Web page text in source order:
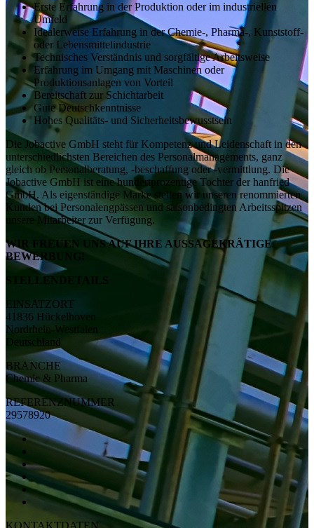
Erste Erfahrung in der Produktion oder im industriellen
Umfeld
Idealerweise Erfahrung in der Chemie-, Pharma-, Kunststoff-
oder Lebensmittelindustrie
Technisches Verständnis und sorgfältige Arbeitsweise
Erfahrung im Umgang mit Maschinen oder
Produktionsanlagen von Vorteil
Bereitschaft zur Schichtarbeit
Gute Deutschkenntnisse
Hohes Qualitäts- und Sicherheitsbewusstsein
Die Jobactive GmbH steht für Kompetenz und Leidenschaft in den
unterschiedlichsten Bereichen des Personalmanagements, ganz
gleich ob Personalberatung, -beschaffung oder -vermittlung. Die
Jobactive GmbH ist eine hundertprozentige Tochter der hanfried
GmbH. Als eigenständige Marke stellen wir unseren renommierten
Kunden bei Personalengpässen und saisonbedingten Arbeitsspitzen
unsere Mitarbeiter zur Verfügung.
WIR FREUEN UNS AUF IHRE AUSSAGEKRÄTIGE
BEWERBUNG!
STELLENDETAILS
EINSATZORT
41836 Hückelhoven
Nordrhein-Westfalen
Deutschland
BRANCHE
Chemie & Pharma
REFERENZNUMMER
29578920
KONTAKTDATEN